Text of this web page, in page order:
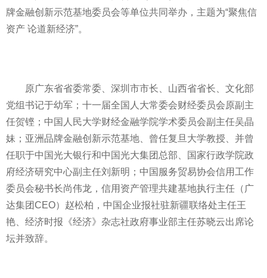
牌金融创新示范基地委员会等单位共同举办，主题为“聚焦信
资产 论道新经济”。
原广东省省委常委、深圳市市长、山西省省长、文化部
党组书记于幼军；十一届全国人大常委会财经委员会原副主
任贺铿；中国人民大学财经金融学院学术委员会副主任吴晶
妹；亚洲品牌金融创新示范基地、曾任复旦大学教授、并曾
任职于中国光大银行和中国光大集团总部、国家行政学院政
府经济研究中心副主任刘新明；中国服务贸易协会信用工作
委员会秘书长尚伟龙，信用资产管理共建基地执行主任（广
达集团CEO）赵松柏，中国企业报社驻新疆联络处主任王
艳、经济时报《经济》杂志社政府事业部主任苏晓云出席论
坛并致辞。